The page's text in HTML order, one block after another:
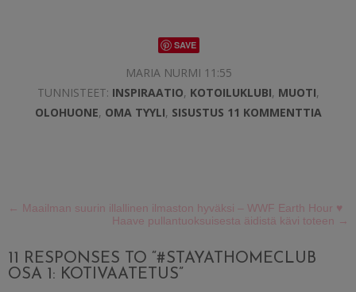
SAVE
MARIA NURMI 11:55
TUNNISTEET: INSPIRAATIO, KOTOILUKLUBI, MUOTI,
OLOHUONE, OMA TYYLI, SISUSTUS 11 KOMMENTTIA
← Maailman suurin illallinen ilmaston hyväksi – WWF Earth Hour ♥
Haave pullantuoksuisesta äidistä kävi toteen →
11 RESPONSES TO “#STAYATHOMECLUB
OSA 1: KOTIVAATETUS”